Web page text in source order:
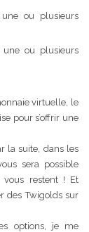
ou plusieurs
ou plusieurs
virtuelle, le
pour s’offrir une
la suite, dans les
sera possible
vous restent ! Et
des Twigolds sur
options, je me